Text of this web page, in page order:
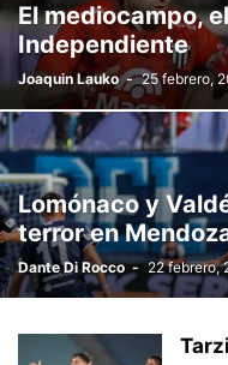
El mediocampo,
Independiente
Joaquin Lauko - 25 febrero,
Lomónaco y
terror en
Dante Di Rocco - 22 febrero,